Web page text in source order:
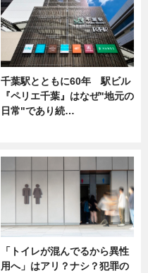
千葉駅とともに60年 駅ビル
『ペリエ千葉』はなぜ"地元の
日常"であり続…
「トイレが混んでるから異性
用へ」はアリ？ナシ？犯罪の